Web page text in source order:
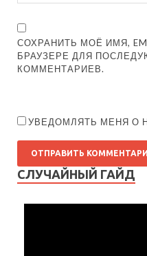
СОХРАНИТЬ МОЁ ИМЯ,
БРАУЗЕРЕ ДЛЯ
КОММЕНТАРИЕВ.
УВЕДОМЛЯТЬ МЕНЯ О
СЛУЧАЙНЫЙ ГАЙД